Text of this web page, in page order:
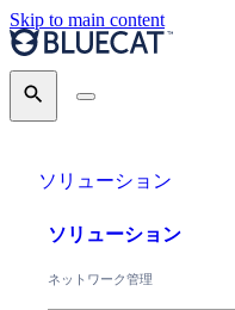
Skip to main content
Search
ソリューション
ソリューション
ネットワーク管理